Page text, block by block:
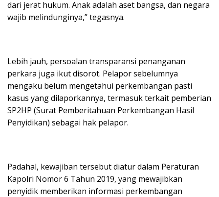
dari jerat hukum. Anak adalah aset bangsa, dan negara
wajib melindunginya,” tegasnya.
Lebih jauh, persoalan transparansi penanganan
perkara juga ikut disorot. Pelapor sebelumnya
mengaku belum mengetahui perkembangan pasti
kasus yang dilaporkannya, termasuk terkait pemberian
SP2HP (Surat Pemberitahuan Perkembangan Hasil
Penyidikan) sebagai hak pelapor.
Padahal, kewajiban tersebut diatur dalam Peraturan
Kapolri Nomor 6 Tahun 2019, yang mewajibkan
penyidik memberikan informasi perkembangan